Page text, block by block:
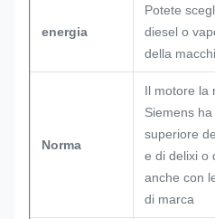
energia
Potete
diesel o
della
Norma
Il motore la
Siemens
superiore
e di delixi o
anche con
di marca